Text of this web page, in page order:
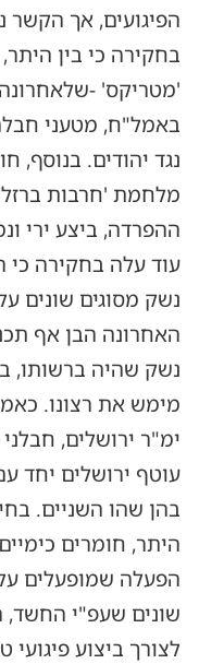
הפיגועים, אך הקשר
בחקירה כי בין
'מטריקס' -
באמל"ח, מטעני
נגד יהודים. בנוסף,
מלחמת 'חרבות
ההפרדה, ביצע ירי
עוד עלה בחקירה כי
נשק מסוגים שונים
האחרונה הבן אף
נשק שהיה ברשותו,
מימש את רצונו.
ימ"ר ירושלים,
עוטף ירושלים יחד
בהן שהו השניים.
היתר, חומרים כימיים
הפעלה שמופעלים
שונים שעפ"י החשד,
לצורך ביצוע פיגועי